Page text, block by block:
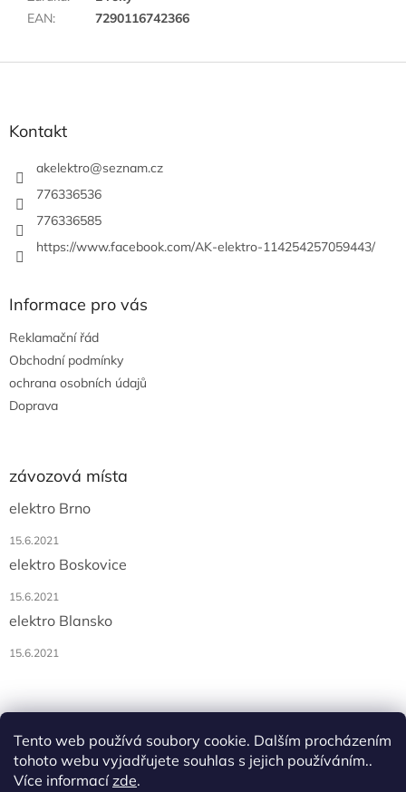
Tento web používá soubory cookie. Dalším procházením
tohoto webu vyjadřujete souhlas s jejich používáním..
Více informacízde.
EAN: 7290116742366
Z
Kontakt
akelektro@seznam.cz
776336536
776336585
https://www.facebook.com/AK-elektro-114254257059443/
Informace pro vás
Reklamační řád
Obchodní podmínky
ochrana osobních údajů
Doprava
závozová místa
elektro Brno
15.6.2021
elektro Boskovice
15.6.2021
elektro Blansko
15.6.2021